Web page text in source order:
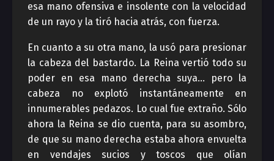
esa mano ofensiva e insolente con la velocidad
de un rayo y la tiró hacia atrás, con fuerza.
En cuanto a su otra mano, la usó para presionar
la cabeza del bastardo. La Reina vertió todo su
poder en esa mano derecha suya… pero la
cabeza no explotó instantáneamente en
innumerables pedazos. Lo cual fue extraño. Sólo
ahora la Reina se dio cuenta, para su asombro,
de que su mano derecha estaba ahora envuelta
en vendajes sucios y toscos que olían